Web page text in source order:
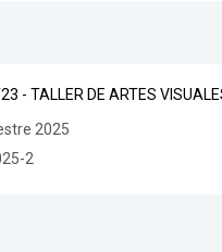
- TALLER DE ARTES
2025
2